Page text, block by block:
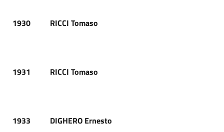
1930 RICCI Tomaso
1931 RICCI Tomaso
1933 DIGHERO Ernesto